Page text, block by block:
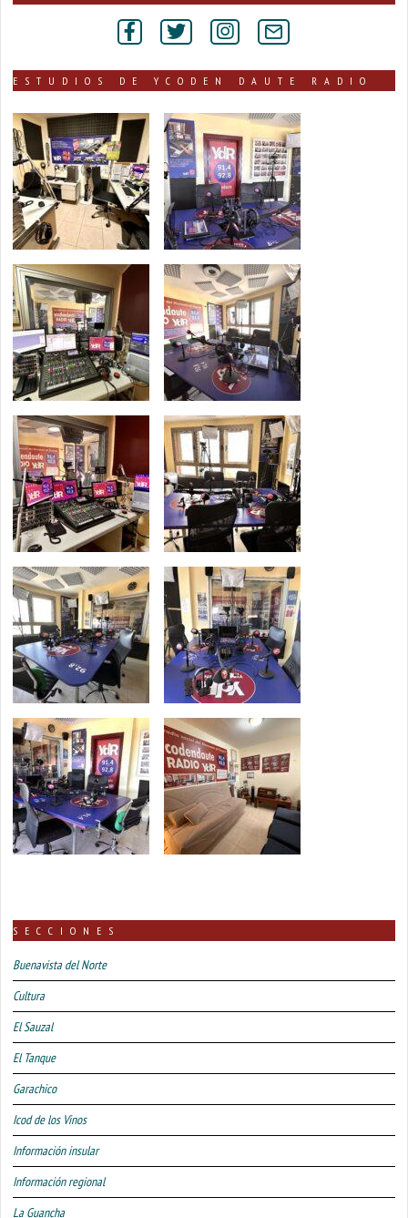
ESTUDIOS DE YCODEN DAUTE RADIO
SECCIONES
Buenavista del Norte
Cultura
El Sauzal
El Tanque
Garachico
Icod de los Vinos
Información insular
Información regional
La Guancha